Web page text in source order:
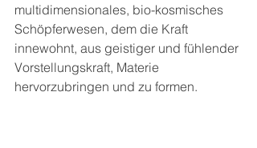
multidimensionales, bio-kosmisches
Schöpferwesen, dem die Kraft
innewohnt, aus geistiger und fühlender
Vorstellungskraft, Materie
hervorzubringen und zu formen.